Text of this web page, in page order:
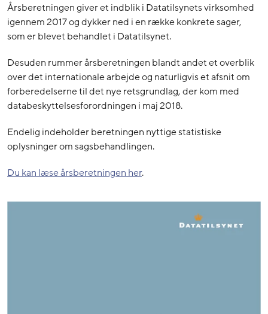
Årsberetningen giver et indblik i Datatilsynets virksomhed
igennem 2017 og dykker ned i en række konkrete sager,
som er blevet behandlet i Datatilsynet.
Desuden rummer årsberetningen blandt andet et overblik
over det internationale arbejde og naturligvis et afsnit om
forberedelserne til det nye retsgrundlag, der kom med
databeskyttelsesforordningen i maj 2018.
Endelig indeholder beretningen nyttige statistiske
oplysninger om sagsbehandlingen.
Du kan læse årsberetningen her.